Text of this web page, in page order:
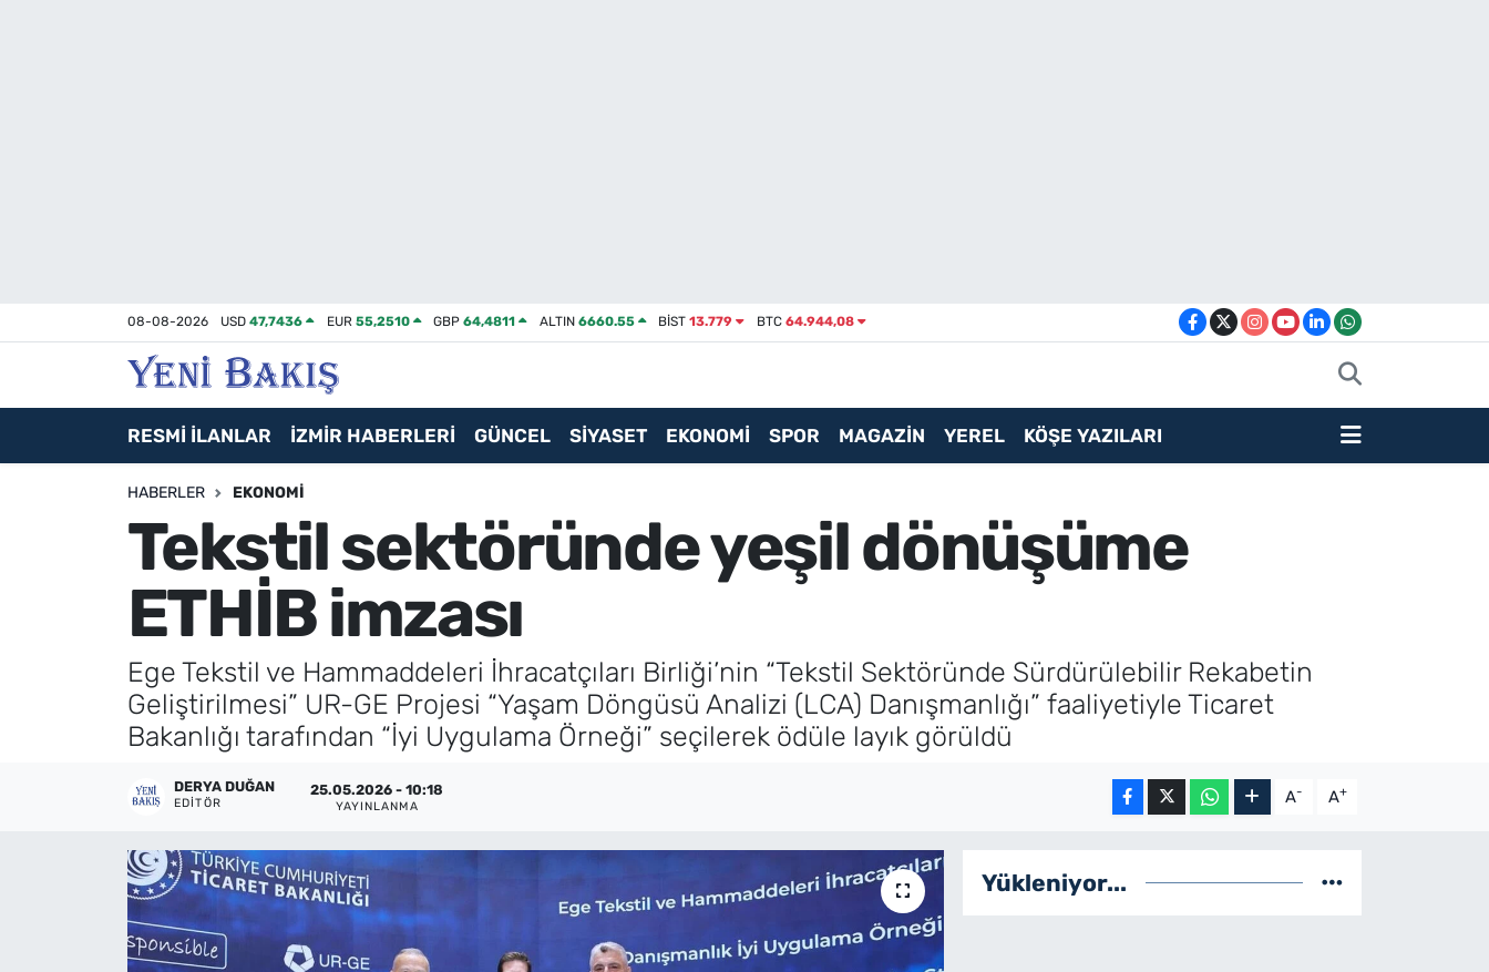
08-08-2026 USD47,7436 EUR 55,2510 GBP64,4811 ALTIN 6660.55 BİST13.779 BTC 64.944,08
RESMİ İLANLAR İZMİR HABERLERİ GÜNCEL SİYASET EKONOMİ SPOR MAGAZİN YEREL KÖŞE YAZILARI
HABERLER EKONOMI
Tekstil sektöründe yeşil dönüşüme
ETHİB imzası
Ege Tekstil ve Hammaddeleri İhracatçıları Birliği’nin “Tekstil Sektöründe Sürdürülebilir Rekabetin
Geliştirilmesi” UR-GE Projesi “Yaşam Döngüsü Analizi (LCA) Danışmanlığı” faaliyetiyle Ticaret
Bakanlığı tarafından “İyi Uygulama Örneği” seçilerek ödüle layık görüldü
DERYA DUĞAN
EDITÖR
25.05.2026 - 10:18
YAYINLANMA A- A+
Yükleniyor...
Asayiş / Polis-Adliye
Magazin
İletişim